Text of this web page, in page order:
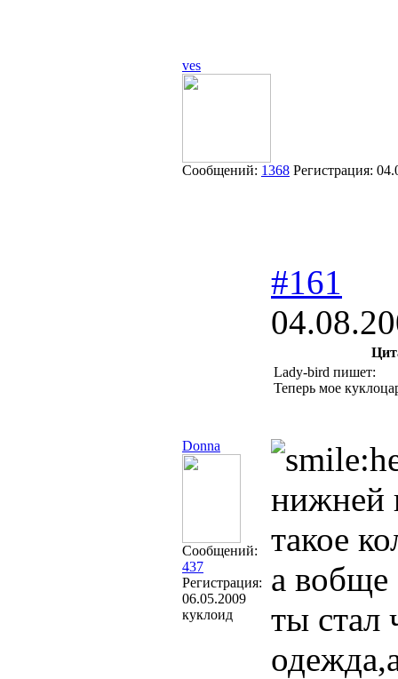
ves
Сообщений: 1368 Регистрация:
Donna
Сообщений:
437
Регистрация:
06.05.2009
куклоид
#161
Lady-bird пишет:
Теперь мое
нижней
такое
а вобще
ты стал